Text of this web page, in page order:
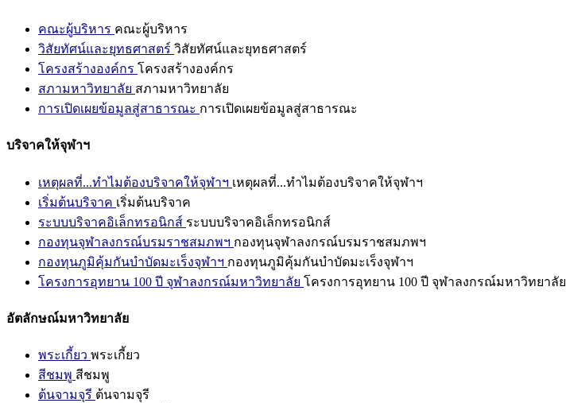
คณะผู้บริหาร คณะผู้บริหาร
วิสัยทัศน์และยุทธศาสตร์ วิสัยทัศน์และยุทธศาสตร์
โครงสร้างองค์กร โครงสร้างองค์กร
สภามหาวิทยาลัย สภามหาวิทยาลัย
การเปิดเผยข้อมูลสู่สาธารณะ การเปิดเผยข้อมูลสู่สาธารณะ
บริจาคให้จุฬาฯ
เหตุผลที่...ทำไมต้องบริจาคให้จุฬาฯ เหตุผลที่...ทำไมต้องบริจาคให้จุฬาฯ
เริ่มต้นบริจาค เริ่มต้นบริจาค
ระบบบริจาคอิเล็กทรอนิกส์ ระบบบริจาคอิเล็กทรอนิกส์
กองทุนจุฬาลงกรณ์บรมราชสมภพฯ กองทุนจุฬาลงกรณ์บรมราชสมภพฯ
กองทุนภูมิคุ้มกันบำบัดมะเร็งจุฬาฯ กองทุนภูมิคุ้มกันบำบัดมะเร็งจุฬาฯ
โครงการอุทยาน 100 ปี จุฬาลงกรณ์มหาวิทยาลัย โครงการอุทยาน 100 ปี จุฬาลงกรณ์มหาวิทยาลัย
อัตลักษณ์มหาวิทยาลัย
พระเกี้ยว พระเกี้ยว
สีชมพู สีชมพู
ต้นจามจุรี ต้นจามจุรี